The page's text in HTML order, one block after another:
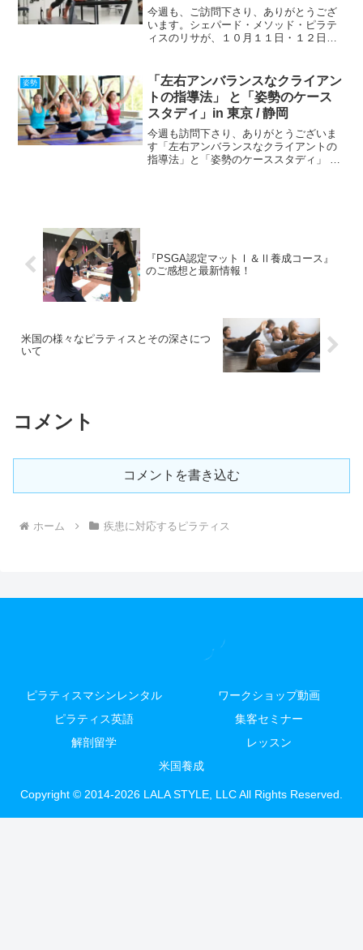
今週も、ご訪問下さり、ありがとうござ
います。シェパード・メソッド・ピラテ
ィスのリサが、１０月１１日・１２日、
を行いました。コースは、「ス...
姿勢
「左右アンバランスなクライアン
トの指導法」 と「姿勢のケース
スタディ」in 東京 / 静岡
今週も訪問下さり、ありがとうございま
す「左右アンバランスなクライアントの
指導法」と「姿勢のケーススタディ」 も
『PSGA認定マットⅠ＆Ⅱ養成コース』
のご感想と最新情報！
米国の様々なピラティスとその深さにつ
いて
コメント
コメントを書き込む
ホーム 疾患に対応するピラティス
ピラティスマシンレンタル
ワークショップ動画
ピラティス英語
集客セミナー
解剖留学
レッスン
米国養成
Copyright © 2014-2026 LALA STYLE, LLC All Rights Reserved.